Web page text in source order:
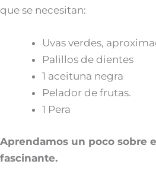
que se necesitan:
Uvas verdes,
Palillos de dientes
1 aceituna negra
Pelador de frutas.
1 Pera
Aprendamos un poco sobre
fascinante.